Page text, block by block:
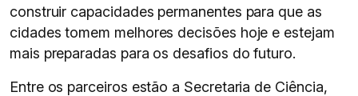
construir capacidades permanentes para que as
cidades tomem melhores decisões hoje e estejam
mais preparadas para os desafios do futuro.
Entre os parceiros estão a Secretaria de Ciência,